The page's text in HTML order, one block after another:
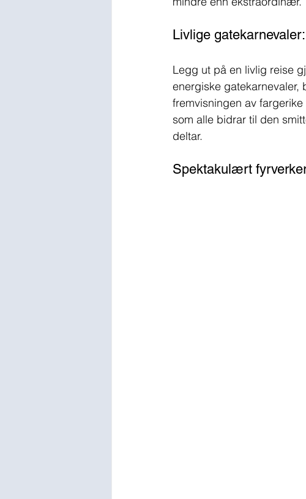
Livlige gatekarnevaler:
Legg ut på en livlig reise
energiske
fremvisningen av
som alle bidrar til den
deltar.
Spektakulært